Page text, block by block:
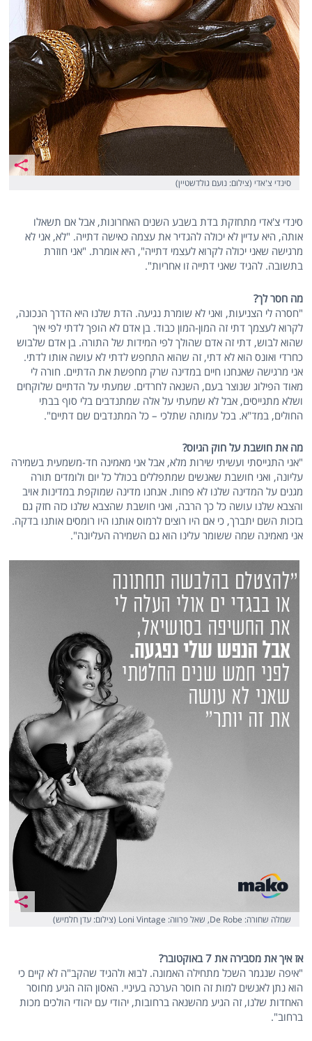
סינדי צ'אדי (צילום: נועם גולדשטיין)
סינדי צ'אדי מתחזקת בדת בשבע השנים האחרונות, אבל אם תשאלו
אותה, היא עדיין לא יכולה להגדיר את עצמה כאישה דתייה. "לא, אני לא
מרגישה שאני יכולה לקרוא לעצמי דתייה", היא אומרת. "אני חוזרת
בתשובה. להגיד שאני דתייה זו אחריות".
מה חסר לך?
"חסרה לי הצניעות, ואני לא שומרת נגיעה. הדת שלנו היא הדרך הנכונה,
לקרוא לעצמך דתי זה המון-המון כבוד. בן אדם לא הופך לדתי לפי איך
שהוא לבוש, דתי זה אדם שהולך לפי המידות של התורה. בן אדם שלבוש
כחרדי ואונס הוא לא דתי, זה שהוא התחפש לדתי לא עושה אותו לדתי.
אני מרגישה שאנחנו חיים במדינה שרק מחפשת את הדתיים. חורה לי
מאוד הפילוג שנוצר בעם, השנאה לחרדים. שמעתי על הדתיים שלוקחים
ושלא מתגייסים, אבל לא שמעתי על אלה שמתנדבים בלי סוף בבתי
החולים, במד"א. בכל עמותה שתלכי – כל המתנדבים שם דתיים".
מה את חושבת על חוק הגיוס?
"אני התגייסתי ועשיתי שירות מלא, אבל אני מאמינה חד-משמעית בשמירה
עליונה, ואני חושבת שאנשים שמתפללים בכולל כל יום ולומדים תורה
מגנים על המדינה שלנו לא פחות. אנחנו מדינה שמוקפת במדינות אויב
והצבא שלנו עושה כל כך הרבה, ואני חושבת שהצבא שלנו כזה חזק גם
בזכות השם יתברך, כי אם היו רוצים לרמוס אותנו היו רומסים אותנו בדקה.
אני מאמינה שמה ששומר עלינו הוא גם השמירה העליונה".
שמלה שחורה: De Robe, שאל פרווה: Loni Vintage (צילום: עדן חלמיש)
אז איך את מסבירה את 7 באוקטובר?
"איפה שנגמר השכל מתחילה האמונה. לבוא ולהגיד שהקב"ה לא קיים כי
הוא נתן לאנשים למות זה חוסר הערכה בעיניי. האסון הזה הגיע מחוסר
האחדות שלנו, זה הגיע מהשנאה ברחובות, יהודי עם יהודי הולכים מכות
ברחוב".